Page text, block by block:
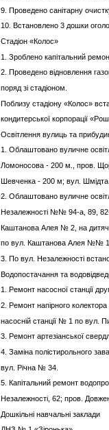
9. Проведено санітарну
10. Встановлено 3 дошки
Стадіон «Колос»
1. Зроблено капітальний
2. Проведено відновлення
поряд зі стадіоном.
Поблизу стадіону «Колос»
кондитерської корпорації
Освітлення вулиць та
1. Облаштовано вуличне
Ломоносова - 200 м., пров.
Шевченка - 200 м; вул. Шмідта
2. Облаштовано вуличне
Незалежності №№ 94-а, 89,
Каштанова Алея № 2, на
по вул. Каштанова Алея №№ 1,
3. По вул. Незалежності
Водопостачання та
1. Ремонт насосної станції
2. Ремонт напірного колектора
насосній станції № 1 по вул.
3. Ремонт артезіанської
4. Заміна полістирольного
вул. Річна № 34.
5. Капітальний ремонт
Незалежності, 62; пров.
Дошкільні навчальні заклади